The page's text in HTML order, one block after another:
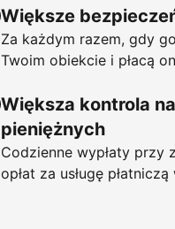
Większe
Za każdym razem, gdy
Twoim obiekcie i płacą
Większa kontrola
pieniężnych
Codzienne wypłaty przy
opłat za usługę